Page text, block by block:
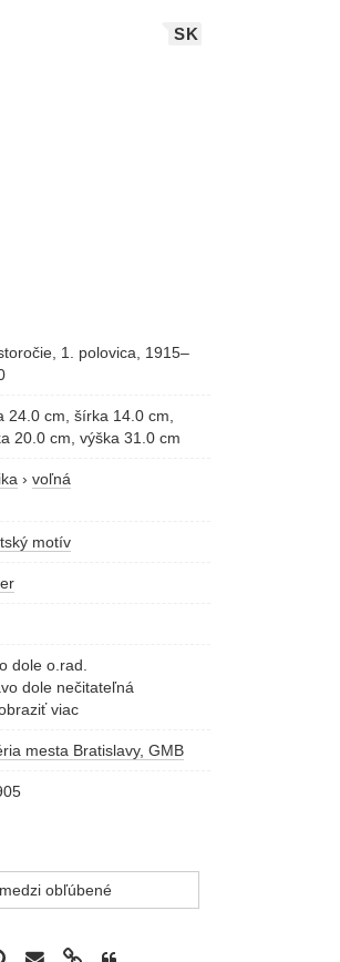
SK
1. polovica, 1915–
24.0 cm, šírka 14.0 cm,
20.0 cm, výška 31.0 cm
› voľná
motív
dole o.rad.
dole nečitateľná
viac
mesta Bratislavy, GMB
obľúbené